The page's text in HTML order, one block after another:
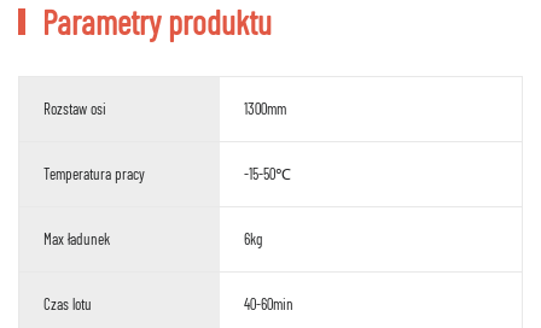
Parametry produktu
Rozstaw osi 1300mm
Temperatura pracy -15-50℃
Max ładunek 6kg
Czas lotu 40-60min